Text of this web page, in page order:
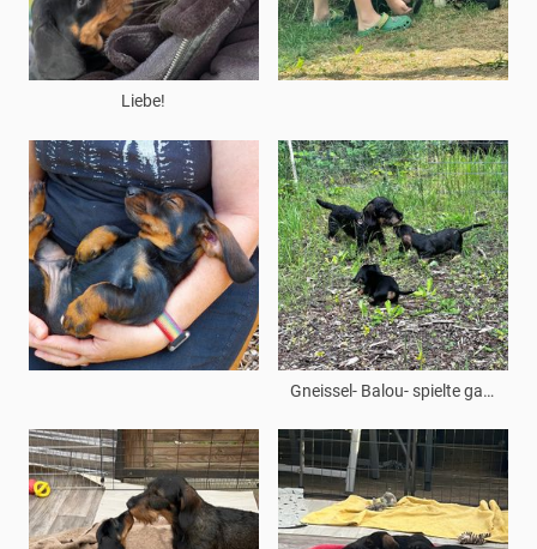
Liebe!
Gneissel- Balou- spielte ganz lieb mit den C-chens